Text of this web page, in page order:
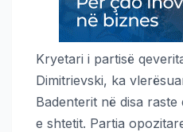
Kryetari i partisë
Dimitrievski, ka
Badenterit në disa
e shtetit. Partia